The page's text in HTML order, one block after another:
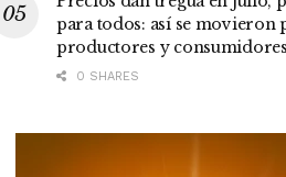
para todos: así se movieron
productores y consumidores
0 SHARES